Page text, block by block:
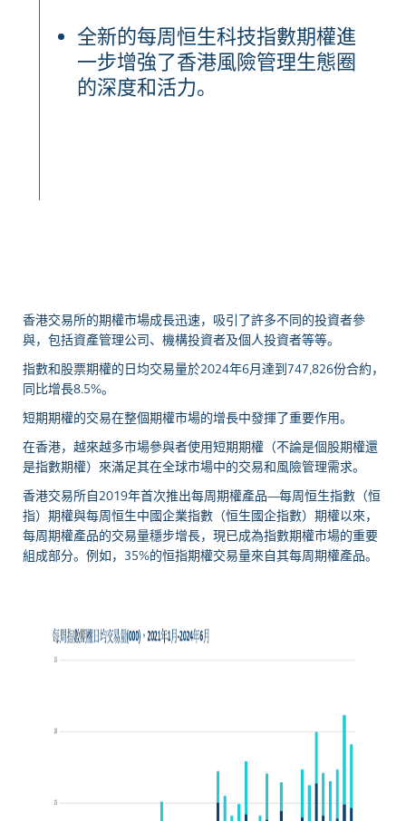
全新的每周恒生科技指數期權進
一步增強了香港風險管理生態圈
的深度和活力。
香港交易所的期權市場成長迅速，吸引了許多不同的投資者參
與，包括資產管理公司、機構投資者及個人投資者等等。
指數和股票期權的日均交易量於2024年6月達到747,826份合約，
同比增長8.5%。
短期期權的交易在整個期權市場的增長中發揮了重要作用。
在香港，越來越多市場參與者使用短期期權（不論是個股期權還
是指數期權）來滿足其在全球市場中的交易和風險管理需求。
香港交易所自2019年首次推出每周期權產品—每周恒生指數（恒
指）期權與每周恒生中國企業指數（恒生國企指數）期權以來，
每周期權產品的交易量穩步增長，現已成為指數期權市場的重要
組成部分。例如，35%的恒指期權交易量來自其每周期權產品。